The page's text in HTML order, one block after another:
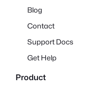
Blog
Contact
Support Docs
Get Help
Product